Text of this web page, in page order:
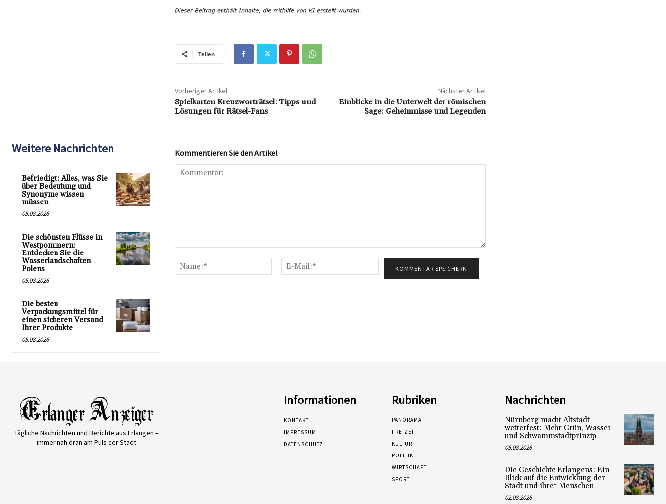
Teilen
Vorheriger Artikel
Spielkarten Kreuzworträtsel: Tipps und
Lösungen für Rätsel-Fans
Nächster Artikel
Einblicke in die Unterwelt der römischen
Sage: Geheimnisse und Legenden
Weitere Nachrichten
Befriedigt: Alles, was Sie
über Bedeutung und
Synonyme wissen
müssen
05.08.2026
Die schönsten Flüsse in
Westpommern:
Entdecken Sie die
Wasserlandschaften
Polens
05.08.2026
Die besten
Verpackungsmittel für
einen sicheren Versand
Ihrer Produkte
05.08.2026
Kommentieren Sie den Artikel
Name:*
Mail:*
Tägliche Nachrichten und Berichte aus Erlangen –
immer nah dran am Puls der Stadt
Informationen
KONTAKT
IMPRESSUM
DATENSCHUTZ
Rubriken
PANORAMA
FREIZEIT
KULTUR
POLITIK
WIRTSCHAFT
SPORT
Nachrichten
Nürnberg macht Altstadt
wetterfest: Mehr Grün, Wasser
und Schwammstadtprinzip
05.08.2026
Die Geschichte Erlangens: Ein
Blick auf die Entwicklung der
Stadt und ihrer Menschen
02.08.2026